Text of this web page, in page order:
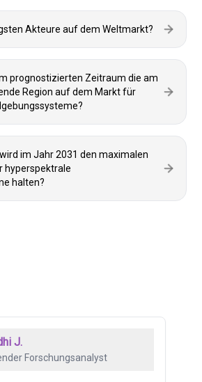
Akteure auf dem Weltmarkt?
prognostizierten Zeitraum die am
Region auf dem Markt für
im Jahr 2031 den maximalen
hyperspektrale
halten?
J.
Forschungsanalyst